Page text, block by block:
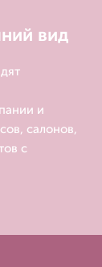
вид
и
салонов,
с